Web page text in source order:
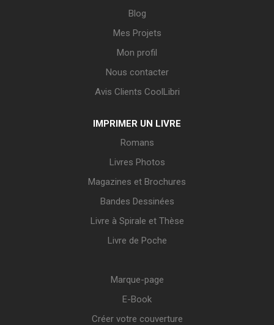
Blog
Mes Projets
Mon profil
Nous contacter
Avis Clients CoolLibri
IMPRIMER UN LIVRE
Romans
Livres Photos
Magazines et Brochures
Bandes Dessinées
Livre à Spirale et Thèse
Livre de Poche
Marque-page
E-Book
Créer votre couverture